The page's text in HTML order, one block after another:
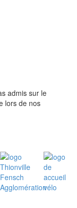
admis sur le
lors de nos